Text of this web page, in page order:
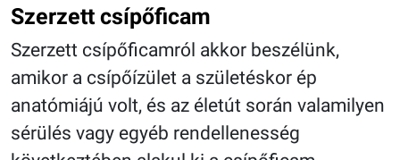
Szerzett csípőficam
Szerzett csípőficamról akkor beszélünk,
amikor a csípőízület a születéskor ép
anatómiájú volt, és az életút során valamilyen
sérülés vagy egyéb rendellenesség